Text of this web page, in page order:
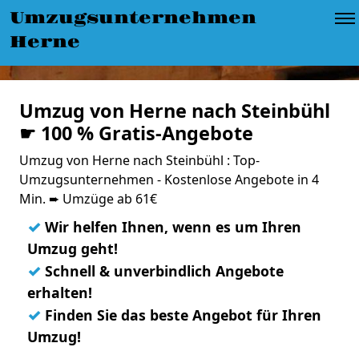
Umzugsunternehmen
Herne
Umzug von Herne nach Steinbühl
☛ 100 % Gratis-Angebote
Umzug von Herne nach Steinbühl : Top-
Umzugsunternehmen - Kostenlose Angebote in 4
Min. ➨ Umzüge ab 61€
✓ Wir helfen Ihnen, wenn es um Ihren
Umzug geht!
✓ Schnell & unverbindlich Angebote
erhalten!
✓ Finden Sie das beste Angebot für Ihren
Umzug!